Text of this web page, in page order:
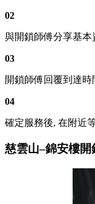
02
與開鎖師傅分享基
03
開鎖師傅回覆到達
04
確定服務後, 在附近
慈雲山–錦安樓開